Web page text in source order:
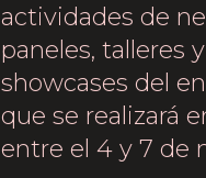
actividades de
paneles, talleres y
showcases del
que se realizará
entre el 4 y 7 de